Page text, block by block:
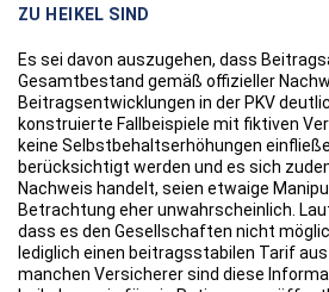
ZU HEIKEL SIND
Es sei davon auszugehen, dass
Gesamtbestand gemäß offizieller
Beitragsentwicklungen in der PKV
konstruierte Fallbeispiele mit fiktiven
keine Selbstbehaltserhöhungen
berücksichtigt werden und es sich
Nachweis handelt, seien etwaige
Betrachtung eher unwahrscheinlich.
dass es den Gesellschaften nicht
lediglich einen beitragsstabilen Tarif
manchen Versicherer sind diese